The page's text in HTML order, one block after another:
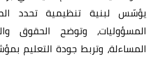
يؤسّس لبنية تنظيمية تحدد
المسؤوليات، وتوضح الحقوق
المساءلة، وتربط جودة التعليم